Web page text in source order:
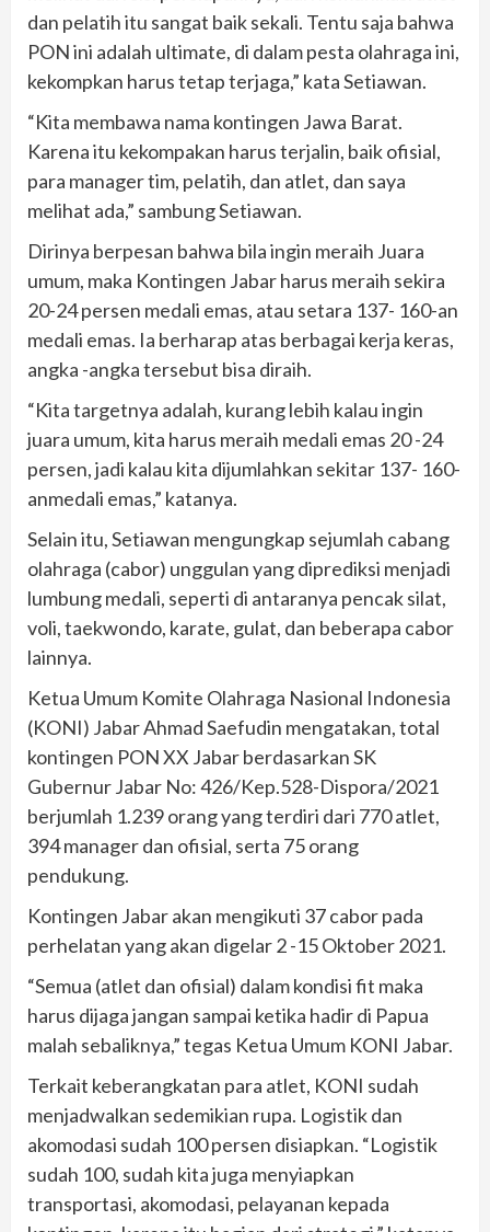
dan pelatih itu sangat baik sekali. Tentu saja bahwa
PON ini adalah ultimate, di dalam pesta olahraga ini,
kekompkan harus tetap terjaga,” kata Setiawan.
“Kita membawa nama kontingen Jawa Barat.
Karena itu kekompakan harus terjalin, baik ofisial,
para manager tim, pelatih, dan atlet, dan saya
melihat ada,” sambung Setiawan.
Dirinya berpesan bahwa bila ingin meraih Juara
umum, maka Kontingen Jabar harus meraih sekira
20-24 persen medali emas, atau setara 137- 160-an
medali emas. Ia berharap atas berbagai kerja keras,
angka -angka tersebut bisa diraih.
“Kita targetnya adalah, kurang lebih kalau ingin
juara umum, kita harus meraih medali emas 20 -24
persen, jadi kalau kita dijumlahkan sekitar 137- 160-
anmedali emas,” katanya.
Selain itu, Setiawan mengungkap sejumlah cabang
olahraga (cabor) unggulan yang diprediksi menjadi
lumbung medali, seperti di antaranya pencak silat,
voli, taekwondo, karate, gulat, dan beberapa cabor
lainnya.
Ketua Umum Komite Olahraga Nasional Indonesia
(KONI) Jabar Ahmad Saefudin mengatakan, total
kontingen PON XX Jabar berdasarkan SK
Gubernur Jabar No: 426/Kep.528-Dispora/2021
berjumlah 1.239 orang yang terdiri dari 770 atlet,
394 manager dan ofisial, serta 75 orang
pendukung.
Kontingen Jabar akan mengikuti 37 cabor pada
perhelatan yang akan digelar 2 -15 Oktober 2021.
“Semua (atlet dan ofisial) dalam kondisi fit maka
harus dijaga jangan sampai ketika hadir di Papua
malah sebaliknya,” tegas Ketua Umum KONI Jabar.
Terkait keberangkatan para atlet, KONI sudah
menjadwalkan sedemikian rupa. Logistik dan
akomodasi sudah 100 persen disiapkan. “Logistik
sudah 100, sudah kita juga menyiapkan
transportasi, akomodasi, pelayanan kepada